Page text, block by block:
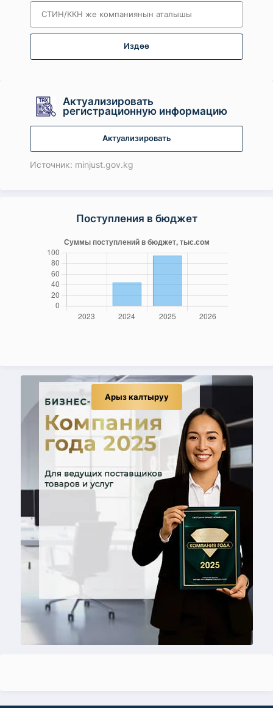
Издөө
Актуализировать
регистрационную информацию
Актуализировать
Источник: minjust.gov.kg
Поступления в бюджет
Арыз калтыруу